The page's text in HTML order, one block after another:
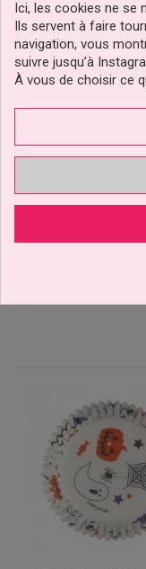
Caissette
Léopard Rose
Ajouter
Ici, les cookies ne se
Ils servent à faire
navigation, vous
suivre jusqu’à
À vous de choisir ce